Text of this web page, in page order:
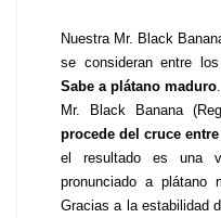
Nuestra Mr. Black
Sabe a plátano maduro
procede del cruce
el resultado es una
pronunciado a plátano
Gracias a la estabilidad